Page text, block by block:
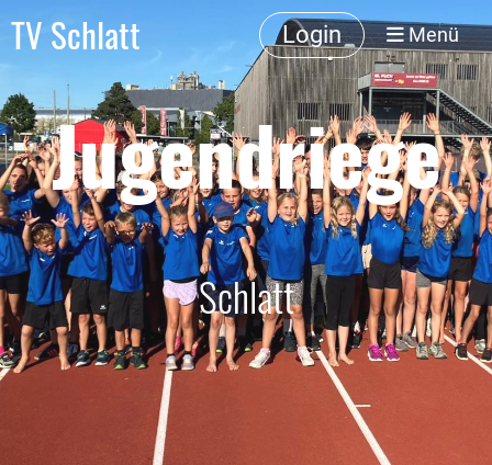
TV Schlatt Login Menü
Jugendriege
Schlatt